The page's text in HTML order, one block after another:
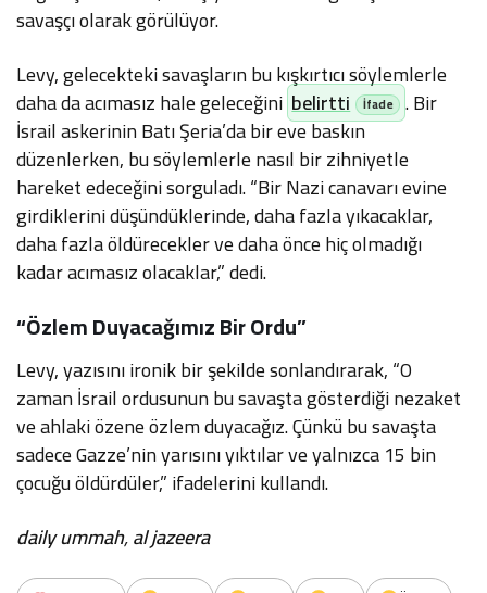
savaşçı olarak görülüyor.
Levy, gelecekteki savaşların bu kışkırtıcı söylemlerle
daha da acımasız hale geleceğini belirtti . Bir
İsrail askerinin Batı Şeria’da bir eve baskın
düzenlerken, bu söylemlerle nasıl bir zihniyetle
hareket edeceğini sorguladı. “Bir Nazi canavarı evine
girdiklerini düşündüklerinde, daha fazla yıkacaklar,
daha fazla öldürecekler ve daha önce hiç olmadığı
kadar acımasız olacaklar,” dedi.
“Özlem Duyacağımız Bir Ordu”
Levy, yazısını ironik bir şekilde sonlandırarak, “O
zaman İsrail ordusunun bu savaşta gösterdiği nezaket
ve ahlaki özene özlem duyacağız. Çünkü bu savaşta
sadece Gazze’nin yarısını yıktılar ve yalnızca 15 bin
çocuğu öldürdüler,” ifadelerini kullandı.
daily ummah,al jazeera